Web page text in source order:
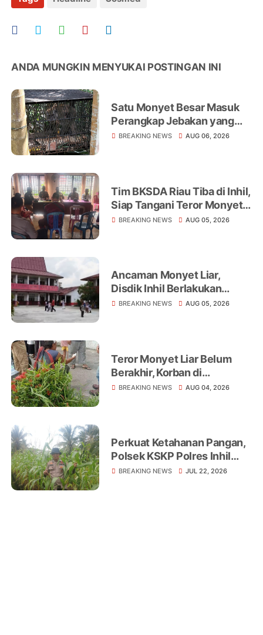
ANDA MUNGKIN MENYUKAI POSTINGAN INI
Satu Monyet Besar Masuk
Perangkap Jebakan yang
Dipasang di Belakang
BREAKING NEWS AUG 06, 2026
Tim BKSDA Riau Tiba di Inhil,
Siap Tangani Teror Monyet
Liar yang Telah Melukai 18
BREAKING NEWS AUG 05, 2026
Ancaman Monyet Liar,
Disdik Inhil Berlakukan
Belajar dari Rumah di
BREAKING NEWS AUG 05, 2026
Teror Monyet Liar Belum
Berakhir, Korban di
Tembilahan Terus
BREAKING NEWS AUG 04, 2026
Perkuat Ketahanan Pangan,
Polsek KSKP Polres Inhil
Turun Langsung Dampingi
BREAKING NEWS JUL 22, 2026